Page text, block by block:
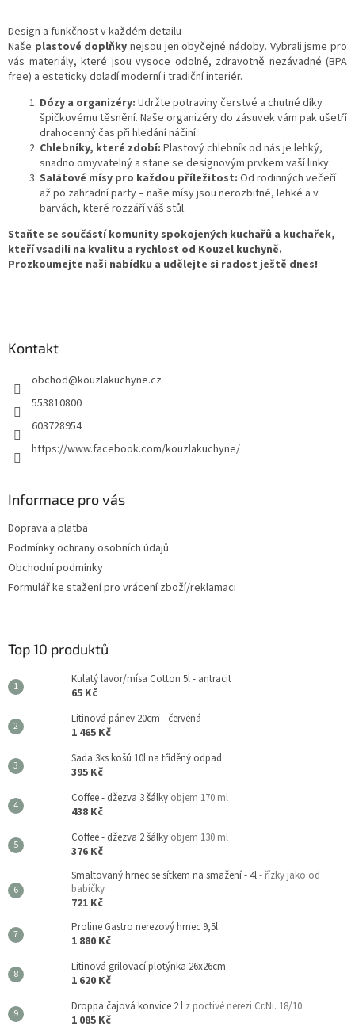
Design a funkčnost v každém detailu
Naše plastové doplňky nejsou jen obyčejné nádoby. Vybrali jsme pro
vás materiály, které jsou vysoce odolné, zdravotně nezávadné (BPA
free) a esteticky doladí moderní i tradiční interiér.
Dózy a organizéry: Udržte potraviny čerstvé a chutné díky
špičkovému těsnění. Naše organizéry do zásuvek vám pak ušetří
drahocenný čas při hledání náčiní.
Chlebníky, které zdobí: Plastový chlebník od nás je lehký,
snadno omyvatelný a stane se designovým prvkem vaší linky.
Salátové mísy pro každou příležitost: Od rodinných večeří
až po zahradní party – naše mísy jsou nerozbitné, lehké a v
barvách, které rozzáří váš stůl.
Staňte se součástí komunity spokojených kuchařů a kuchařek,
kteří vsadili na kvalitu a rychlost od Kouzel kuchyně.
Prozkoumejte naši nabídku a udělejte si radost ještě dnes!
Kontakt
obchod@kouzlakuchyne.cz
553810800
603728954
https://www.facebook.com/kouzlakuchyne/
Informace pro vás
Doprava a platba
Podmínky ochrany osobních údajů
Obchodní podmínky
Formulář ke stažení pro vrácení zboží/reklamaci
Top 10 produktů
Kulatý lavor/mísa Cotton 5l - antracit
65 Kč
Litinová pánev 20cm - červená
1 465 Kč
Sada 3ks košů 10l na tříděný odpad
395 Kč
Coffee - džezva 3 šálky objem 170 ml
438 Kč
Coffee - džezva 2 šálky objem 130 ml
376 Kč
Smaltovaný hrnec se sítkem na smažení - 4l- řízky jako od
babičky
721 Kč
Proline Gastro nerezový hrnec 9,5l
1 880 Kč
Litinová grilovací plotýnka 26x26cm
1 620 Kč
Droppa čajová konvice 2 l z poctivé nerezi Cr.Ni. 18/10
1 085 Kč